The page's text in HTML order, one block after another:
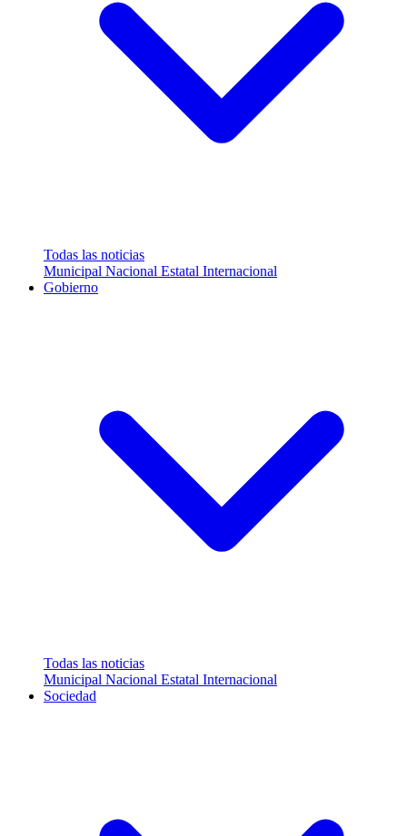
Todas las noticias
Municipal Nacional Estatal Internacional
Gobierno
Todas las noticias
Municipal Nacional Estatal Internacional
Sociedad